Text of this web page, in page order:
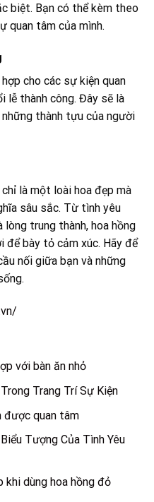
biệt. Bạn có thể kèm theo
quan tâm của mình.
cho các sự kiện quan
lễ thành công. Đây sẽ là
thành tựu của người
là một loài hoa đẹp mà
sâu sắc. Từ tình yêu
trung thành, hoa hồng
để bày tỏ cảm xúc. Hãy để
nối giữa bạn và những
với bàn ăn nhỏ
Trang Trí Sự Kiện
được quan tâm
Tượng Của Tình Yêu
khi dùng hoa hồng đỏ